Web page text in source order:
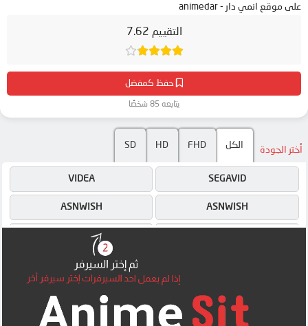
التقييم 7.62
حفظ كمفضل
يتابعه 85 شخصًا
على موقع انمي دار - animedar
أختر الجودة الكل FHD
HD
SD
SEGAVID
OK
OK
VIDEA
ASNWISH
ASNWISH
ASNWISH